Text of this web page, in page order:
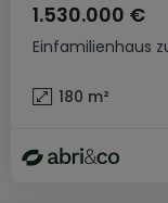
Einfamilienhaus
1.530.000 €
180 m²